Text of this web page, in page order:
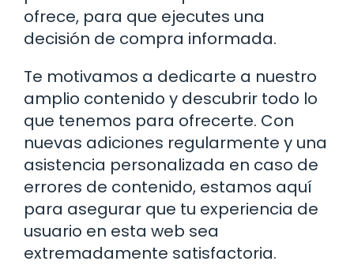
ofrece, para que ejecutes una
decisión de compra informada.
Te motivamos a dedicarte a nuestro
amplio contenido y descubrir todo lo
que tenemos para ofrecerte. Con
nuevas adiciones regularmente y una
asistencia personalizada en caso de
errores de contenido, estamos aquí
para asegurar que tu experiencia de
usuario en esta web sea
extremadamente satisfactoria.